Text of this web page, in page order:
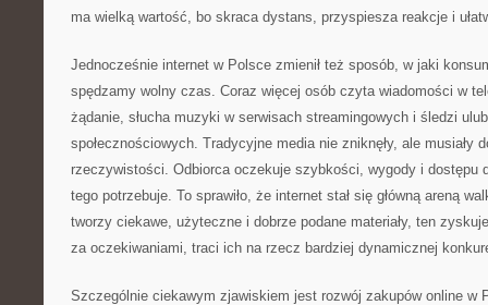
ma wielką wartość, bo skraca dystans, przyspiesza reakcje i
Jednocześnie internet w Polsce zmienił też sposób, w jaki
spędzamy wolny czas. Coraz więcej osób czyta wiadomości w
żądanie, słucha muzyki w serwisach streamingowych i śledzi
społecznościowych. Tradycyjne media nie zniknęły, ale musiały
rzeczywistości. Odbiorca oczekuje szybkości, wygody i dostępu
tego potrzebuje. To sprawiło, że internet stał się główną areną
tworzy ciekawe, użyteczne i dobrze podane materiały, ten
za oczekiwaniami, traci ich na rzecz bardziej dynamicznej
Szczególnie ciekawym zjawiskiem jest rozwój zakupów online w